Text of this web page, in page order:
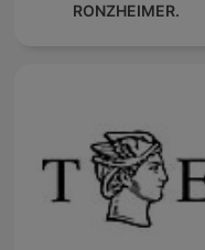
RONZHEIMER.